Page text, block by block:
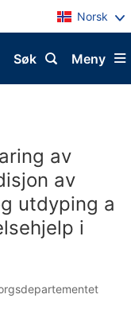
Norsk
Meny
Søk
av
av
utdyping a
i